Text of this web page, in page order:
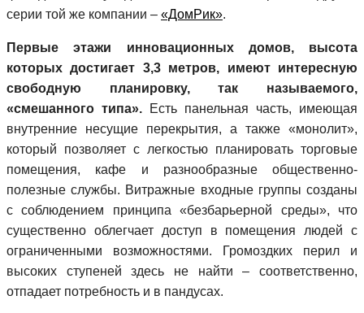
серии той же компании – «ДомРик».
Первые этажи инновационных домов, высота
которых достигает 3,3 метров, имеют интересную
свободную планировку, так называемого,
«смешанного типа».
Есть панельная часть, имеющая
внутренние несущие перекрытия, а также «монолит»,
который позволяет с легкостью планировать торговые
помещения, кафе и разнообразные общественно-
полезные службы. Витражные входные группы созданы
с соблюдением принципа «безбарьерной среды», что
существенно облегчает доступ в помещения людей с
ограниченными возможностями. Громоздких перил и
высоких ступеней здесь не найти – соответственно,
отпадает потребность и в пандусах.